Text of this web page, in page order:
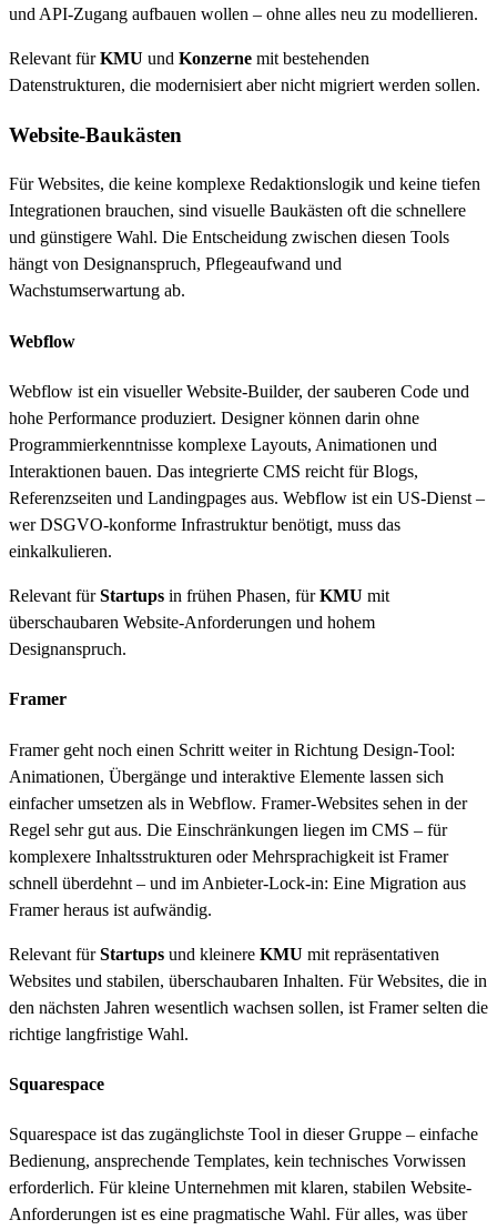
und API-Zugang aufbauen wollen – ohne alles neu zu modellieren.
Relevant fürKMU und Konzerne mit bestehenden
Datenstrukturen, die modernisiert aber nicht migriert werden sollen.
Website-Baukästen
Für Websites, die keine komplexe Redaktionslogik und keine tiefen
Integrationen brauchen, sind visuelle Baukästen oft die schnellere
und günstigere Wahl. Die Entscheidung zwischen diesen Tools
hängt von Designanspruch, Pflegeaufwand und
Wachstumserwartung ab.
Webflow
Webflow ist ein visueller Website-Builder, der sauberen Code und
hohe Performance produziert. Designer können darin ohne
Programmierkenntnisse komplexe Layouts, Animationen und
Interaktionen bauen. Das integrierte CMS reicht für Blogs,
Referenzseiten und Landingpages aus. Webflow ist ein US-Dienst –
wer DSGVO-konforme Infrastruktur benötigt, muss das
einkalkulieren.
Relevant fürStartups in frühen Phasen, fürKMU mit
überschaubaren Website-Anforderungen und hohem
Designanspruch.
Framer
Framer geht noch einen Schritt weiter in Richtung Design-Tool:
Animationen, Übergänge und interaktive Elemente lassen sich
einfacher umsetzen als in Webflow. Framer-Websites sehen in der
Regel sehr gut aus. Die Einschränkungen liegen im CMS – für
komplexere Inhaltsstrukturen oder Mehrsprachigkeit ist Framer
schnell überdehnt – und im Anbieter-Lock-in: Eine Migration aus
Framer heraus ist aufwändig.
Relevant fürStartups und kleinere KMU mit repräsentativen
Websites und stabilen, überschaubaren Inhalten. Für Websites, die in
den nächsten Jahren wesentlich wachsen sollen, ist Framer selten die
richtige langfristige Wahl.
Squarespace
Squarespace ist das zugänglichste Tool in dieser Gruppe – einfache
Bedienung, ansprechende Templates, kein technisches Vorwissen
erforderlich. Für kleine Unternehmen mit klaren, stabilen Website-
Anforderungen ist es eine pragmatische Wahl. Für alles, was über